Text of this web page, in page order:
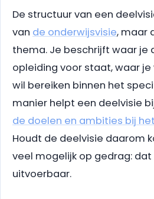
De structuur van een
van de onderwijsvisie, maar
thema. Je beschrijft waar je
opleiding voor staat, waar
wil bereiken binnen het
manier helpt een deelvisie
de doelen en ambities bij
Houdt de deelvisie daarom
veel mogelijk op gedrag:
uitvoerbaar.